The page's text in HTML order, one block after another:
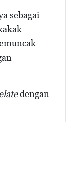
sebagai
dengan